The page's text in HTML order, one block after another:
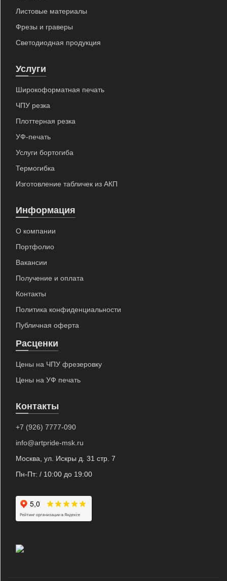
Листовые материалы
Фрезы и граверы
Светодиодная продукция
Услуги
Широкоформатная печать
ЧПУ резка
Плоттерная резка
УФ-печать
Услуги бортогиба
Термогибка
Изготовление табличек из АКП
Информация
О компании
Портфолио
Вакансии
Получение и оплата
Контакты
Политика конфиденциальности
Публичная оферта
Расценки
Цены на ЧПУ фрезеровку
Цены на УФ печать
Контакты
+7 (926) 7777-090
info@artpride-msk.ru
Москва, ул. Искры д. 31 стр. 7
Пн-Пт: / 10:00 до 19:00